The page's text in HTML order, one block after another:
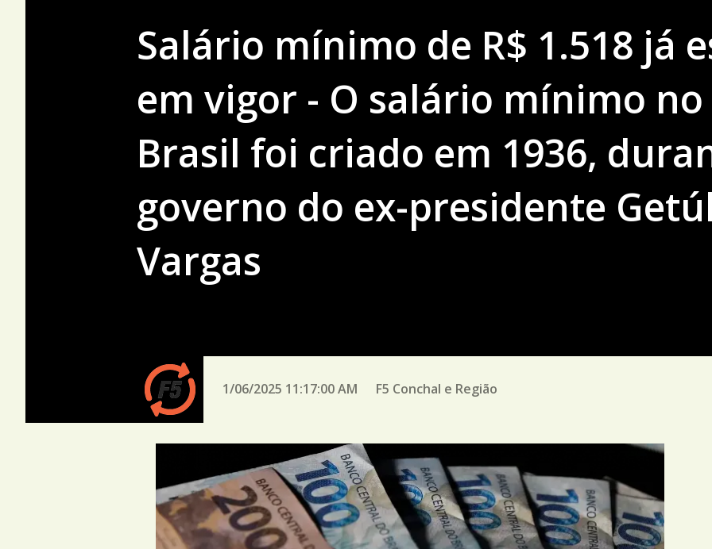
Salário mínimo de R$ 1.518 já
em vigor - O salário mínimo no
Brasil foi criado em 1936,
governo do ex-presidente
Vargas
1/06/2025 11:17:00 AM F5 Conchal e Região